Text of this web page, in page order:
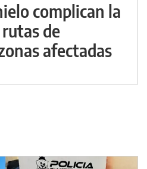
complican la
de
afectadas